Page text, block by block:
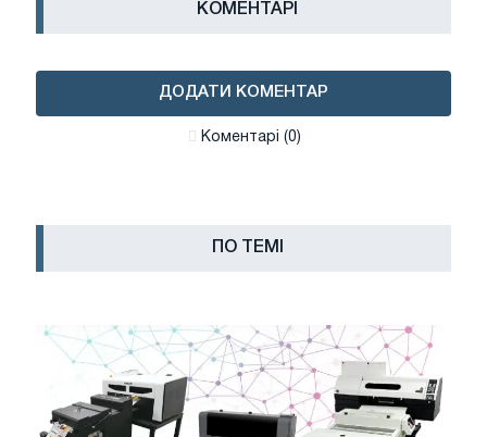
КОМЕНТАРІ
ДОДАТИ КОМЕНТАР
Коментарі (0)
ПО ТЕМІ